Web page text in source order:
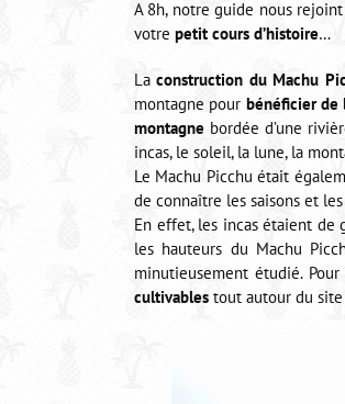
A 8h, notre guide nous
votre petit cours d’histoire…
Laconstruction du Machu
montagne pour bénéficier de
montagne bordée d’une
incas, le soleil, la lune, la
Le Machu Picchu était
de connaître les saisons et
En effet, les incas étaient de
les hauteurs du Machu
minutieusement étudié.
cultivables tout autour du site